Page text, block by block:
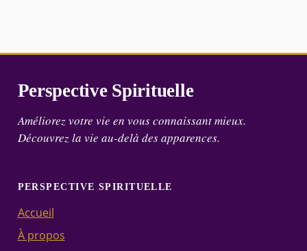
Perspective Spirituelle
Améliorez votre vie en vous connaissant mieux.
Découvrez la vie au-delà des apparences.
PERSPECTIVE SPIRITUELLE
Accueil
À propos